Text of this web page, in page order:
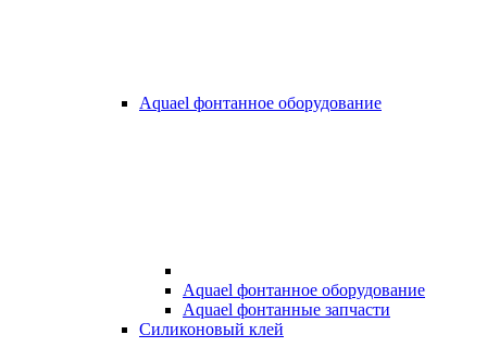
Aquael фонтанное оборудование
Aquael фонтанное оборудование
Aquael фонтанные запчасти
Силиконовый клей